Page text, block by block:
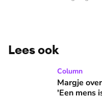
Lees ook
Margje over dromen
Column
Margje
'Een mens